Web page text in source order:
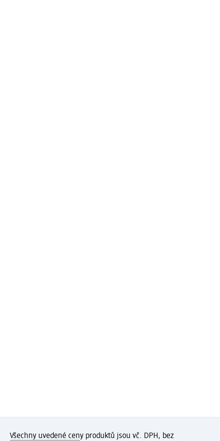
Všechny uvedené ceny produktů jsou vč. DPH, bez